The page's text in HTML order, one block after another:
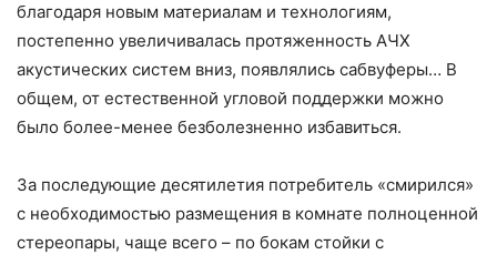
благодаря новым материалам и технологиям,
постепенно увеличивалась протяженность АЧХ
акустических систем вниз, появлялись сабвуферы… В
общем, от естественной угловой поддержки можно
было более-менее безболезненно избавиться.
За последующие десятилетия потребитель «смирился»
с необходимостью размещения в комнате полноценной
стереопары, чаще всего – по бокам стойки с